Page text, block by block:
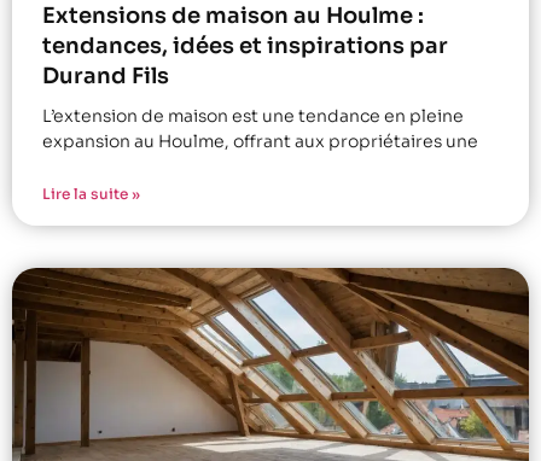
Extensions de maison au Houlme :
tendances, idées et inspirations par
Durand Fils
L’extension de maison est une tendance en pleine
expansion au Houlme, offrant aux propriétaires une
Lire la suite »